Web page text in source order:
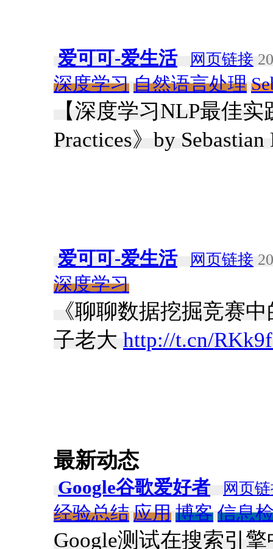
爱可可-爱生活 网页链接
深度学习 自然语言处理
【深度学习NLP最佳
Practices》by
爱可可-爱生活 网页链接
深度学习
《聊聊数据挖掘竞赛
子老大 http://t.cn/
最新动态
Google谷歌爱好者 网页
经验总结 应用 博客 信息
Google测试在搜索引